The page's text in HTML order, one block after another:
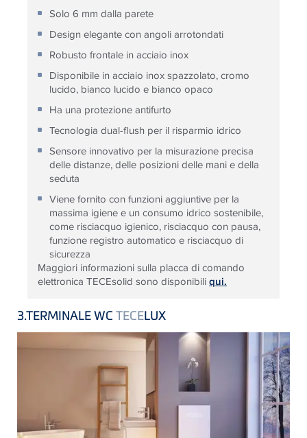
Solo 6 mm dalla parete
Design elegante con angoli arrotondati
Robusto frontale in acciaio inox
Disponibile in acciaio inox spazzolato, cromo
lucido, bianco lucido e bianco opaco
Ha una protezione antifurto
Tecnologia dual-flush per il risparmio idrico
Sensore innovativo per la misurazione precisa
delle distanze, delle posizioni delle mani e della
seduta
Viene fornito con funzioni aggiuntive per la
massima igiene e un consumo idrico sostenibile,
come risciacquo igienico, risciacquo con pausa,
funzione registro automatico e risciacquo di
sicurezza
Maggiori informazioni sulla placca di comando
elettronica TECEsolid sono disponibiliqui.
3.TERMINALE WC TECELUX